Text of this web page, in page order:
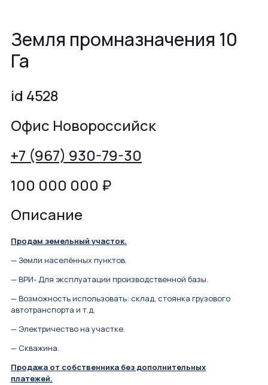
Земля промназначения 10
Га
id 4528
Офис Новороссийск
+7 (967) 930-79-30
100 000 000 ₽
Описание
Продам земельный участок.
— Земли населённых пунктов.
— ВРИ- Для эксплуатации производственной базы.
— Возможность использовать: склад, стоянка грузового
автотранспорта и т.д.
— Электричество на участке.
— Скважина.
Продажа от собственника без дополнительных
платежей.